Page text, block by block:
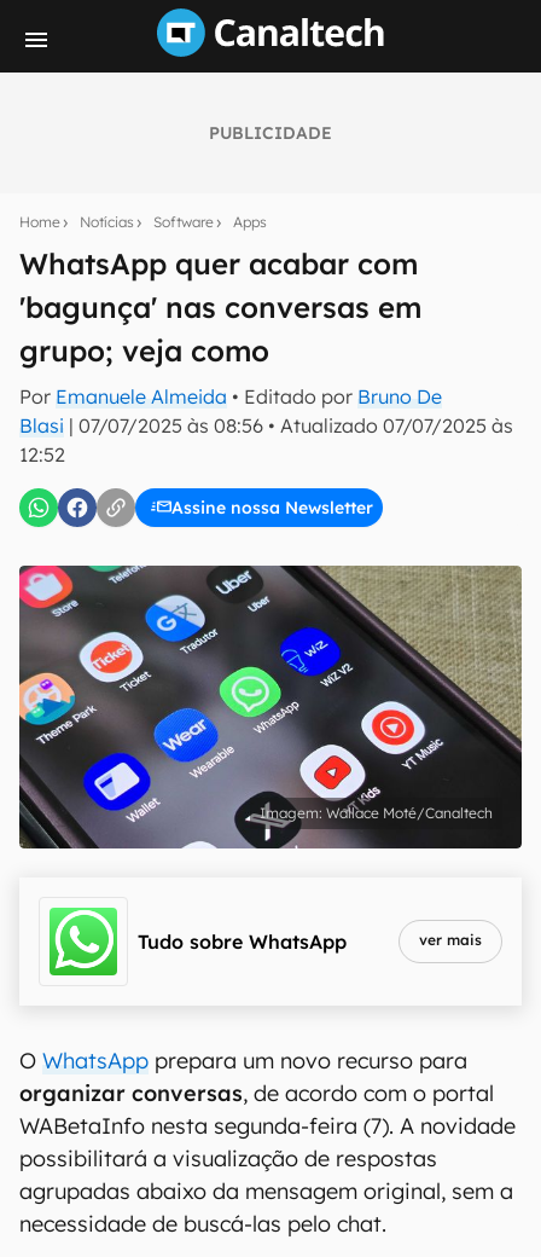
PUBLICIDADE
Home Notícias Software Apps
WhatsApp quer acabar com
'bagunça' nas conversas em
grupo; veja como
Por Emanuele Almeida • Editado por Bruno De
Blasi | 07/07/2025 às 08:56 • Atualizado 07/07/2025 às
12:52
Assine nossa Newsletter
notícias e reviews sobre tecnologia em primeira
mão.
E-mail
inscreva-se
Uso e Política de Privacidade do Canaltech.
Wallace Moté/Canaltech
Tudo sobre WhatsApp ver mais
O WhatsApp prepara um novo recurso para
organizar conversas, de acordo com o portal
WABetaInfo nesta segunda-feira (7). A novidade
possibilitará a visualização de respostas
agrupadas abaixo da mensagem original, sem a
necessidade de buscá-las pelo chat.